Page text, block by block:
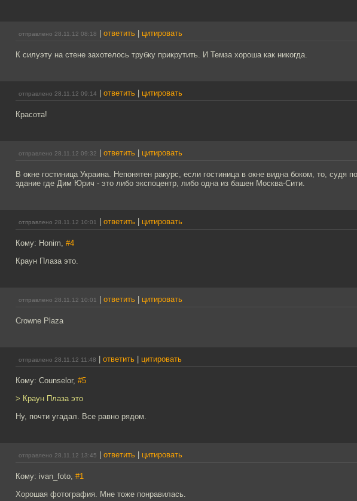
отправлено 28.11.12 08:18 ответить цитировать
К силуэту на стене захотелось трубку прикрутить. И Темза хороша как никогда.
отправлено 28.11.12 09:14 ответить цитировать
Красота!
отправлено 28.11.12 09:32 ответить цитировать
В окне гостиница Украина. Непонятен ракурс, если гостиница в окне видна боком, то, судя
здание где Дим Юрич - это либо экспоцентр, либо одна из башен Москва-Сити.
отправлено 28.11.12 10:01 ответить цитировать
Кому: Honim, #4
Краун Плаза это.
отправлено 28.11.12 10:01 ответить цитировать
Crowne Plaza
отправлено 28.11.12 11:48 ответить цитировать
Кому: Counselor, #5
> Краун Плаза это
Ну, почти угадал. Все равно рядом.
отправлено 28.11.12 13:45 ответить цитировать
Кому: ivan_foto, #1
Хорошая фотография. Мне тоже понравилась.